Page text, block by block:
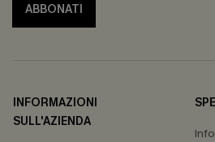
ABBONATI
INFORMAZIONI
SULL'AZIENDA